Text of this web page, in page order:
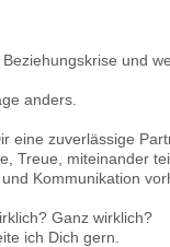
und
anders.
eine zuverlässige
Treue, miteinander
Kommunikation
Ganz wirklich?
ich Dich gern.